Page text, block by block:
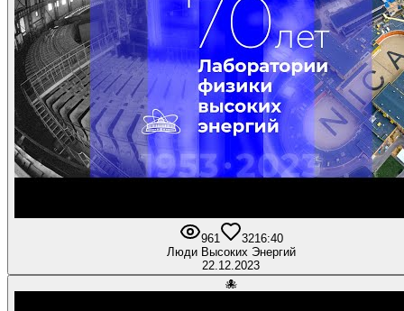
961 3216:40
Люди Высоких Энергий
22.12.2023
🐙